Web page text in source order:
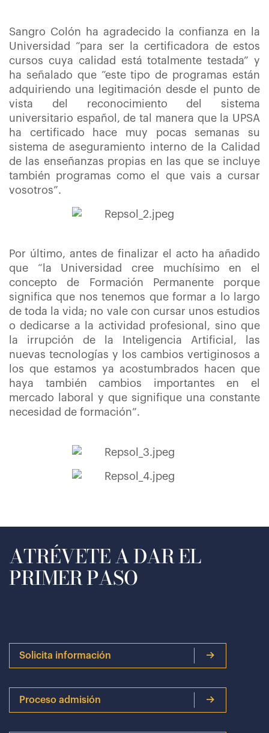
Sangro Colón ha agradecido la confianza en la
Universidad “para ser la certificadora de estos
cursos cuya calidad está totalmente testada” y
ha señalado que “este tipo de programas están
adquiriendo una legitimación desde el punto de
vista del reconocimiento del sistema
universitario español, de tal manera que la UPSA
ha certificado hace muy pocas semanas su
sistema de aseguramiento interno de la Calidad
de las enseñanzas propias en las que se incluye
también programas como el que vais a cursar
vosotros”.
Por último, antes de finalizar el acto ha añadido
que “la Universidad cree muchísimo en el
concepto de Formación Permanente porque
significa que nos tenemos que formar a lo largo
de toda la vida; no vale con cursar unos estudios
o dedicarse a la actividad profesional, sino que
la irrupción de la Inteligencia Artificial, las
nuevas tecnologías y los cambios vertiginosos a
los que estamos ya acostumbrados hacen que
haya también cambios importantes en el
mercado laboral y que signifique una constante
necesidad de formación”.
ATRÉVETE A DAR EL
PRIMER PASO
Solicita información
Proceso admisión